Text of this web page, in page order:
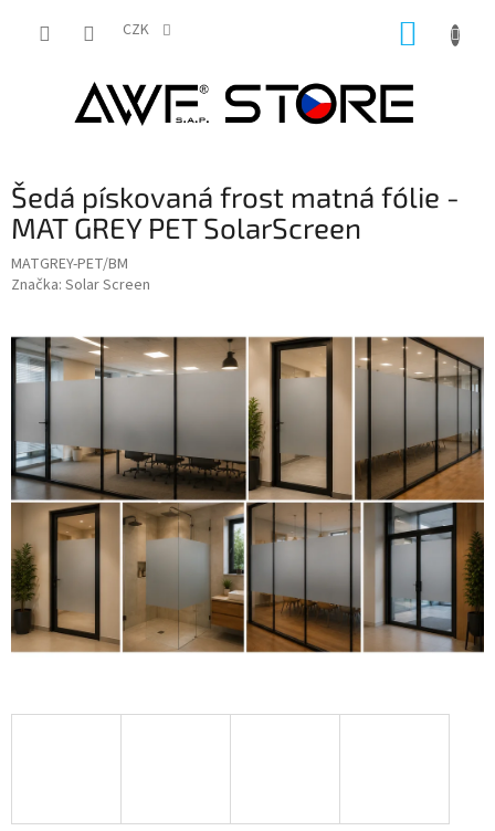
CZK
Šedá pískovaná frost matná fólie -
MAT GREY PET SolarScreen
MATGREY-PET/BM
Značka: Solar Screen